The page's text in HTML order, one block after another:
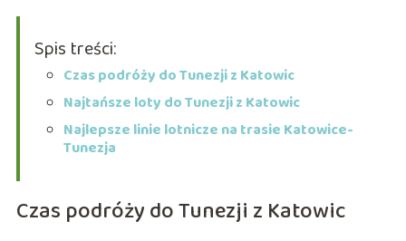
Spis treści:
Czas podróży do Tunezji z Katowic
Najtańsze loty do Tunezji z Katowic
Najlepsze linie lotnicze na trasie Katowice-
Tunezja
Czas podróży do Tunezji z Katowic